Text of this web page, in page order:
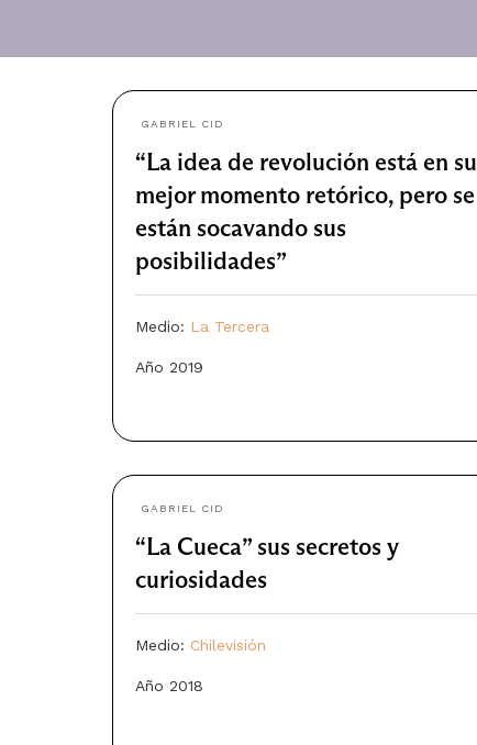
GABRIEL CID
“La idea de revolución está en su
mejor momento retórico, pero se
están socavando sus
posibilidades”
Medio: La Tercera
Año 2019
GABRIEL CID
“La Cueca” sus secretos y
curiosidades
Medio: Chilevisión
Año 2018